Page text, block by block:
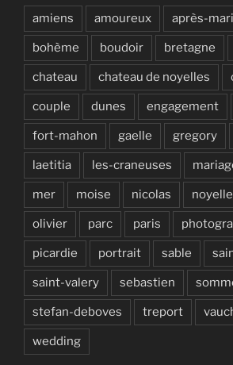
amiens amoureux après-
bohème boudoir bretagne
chateau chateau de noyelles
couple dunes engagement
fort-mahon gaelle gregory
laetitia les-craneuses
mer moise nicolas
olivier parc paris
picardie portrait sable
saint-valery sebastien
stefan-deboves treport
wedding